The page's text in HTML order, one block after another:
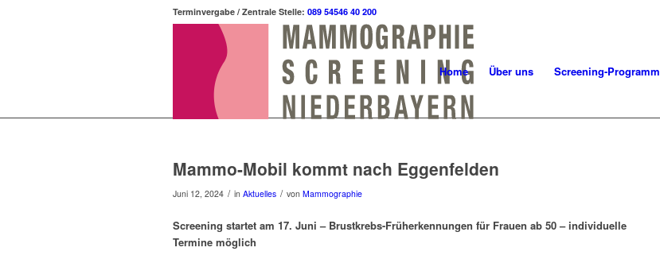
Terminvergabe / Zentrale Stelle: 089 54546 40 200
Home Über uns Screening-Programm
Mammo-Mobil kommt nach Eggenfelden
Juni 12, 2024 / in Aktuelles / von Mammographie
Screening startet am 17. Juni – Brustkrebs-Früherkennungen für Frauen ab 50 – individuelle
Termine möglich